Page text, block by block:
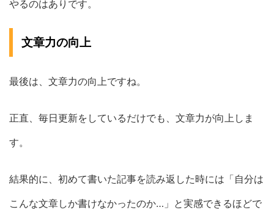
やるのはありです。
文章力の向上
最後は、文章力の向上ですね。
正直、毎日更新をしているだけでも、文章力が向上しま
す。
結果的に、初めて書いた記事を読み返した時には「自分は
こんな文章しか書けなかったのか…」と実感できるほどで